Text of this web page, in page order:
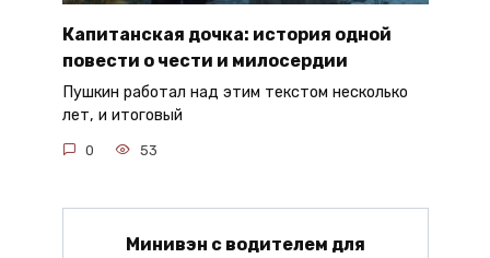
Капитанская дочка: история одной
повести о чести и милосердии
Пушкин работал над этим текстом несколько
лет, и итоговый
0 53
Минивэн с водителем для